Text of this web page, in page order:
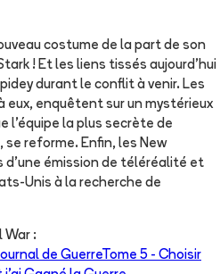
costume de la part de son
! Et les liens tissés aujourd'hui
durant le conflit à venir. Les
enquêtent sur un mystérieux
l'équipe la plus secrète de
se reforme. Enfin, les New
d'une émission de téléréalité et
Unis à la recherche de
War :
de GuerreTome 5 - Choisir